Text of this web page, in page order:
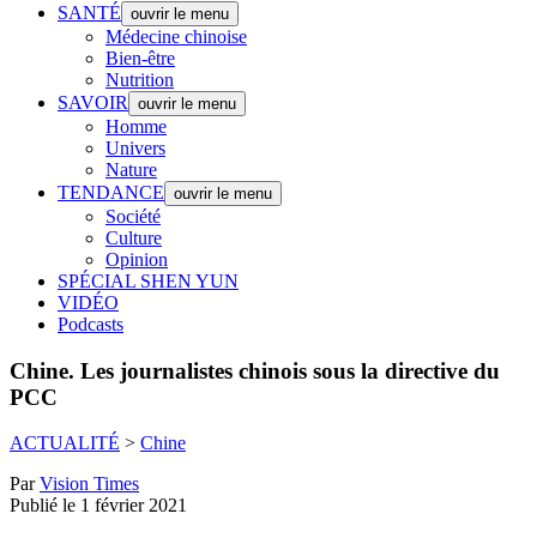
SANTÉ ouvrir le menu
Médecine chinoise
Bien-être
Nutrition
SAVOIR
ouvrir le menu
Homme
Univers
Nature
TENDANCE ouvrir le menu
Société
Culture
Opinion
SPÉCIAL SHEN YUN
VIDÉO
Podcasts
Chine. Les journalistes chinois sous la directive du
PCC
ACTUALITÉ > Chine
ParVision Times
Publié le 1 février 2021